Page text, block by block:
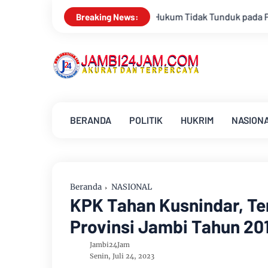
Breaking News:
Hukum Tidak Tunduk pada Persepsi: Kritik Terhadap
BERANDA POLITIK HUKRIM
Beranda NASIONAL
KPK Tahan Kusnindar,
Provinsi Jambi Tahun
Jambi24Jam
Senin, Juli 24, 2023